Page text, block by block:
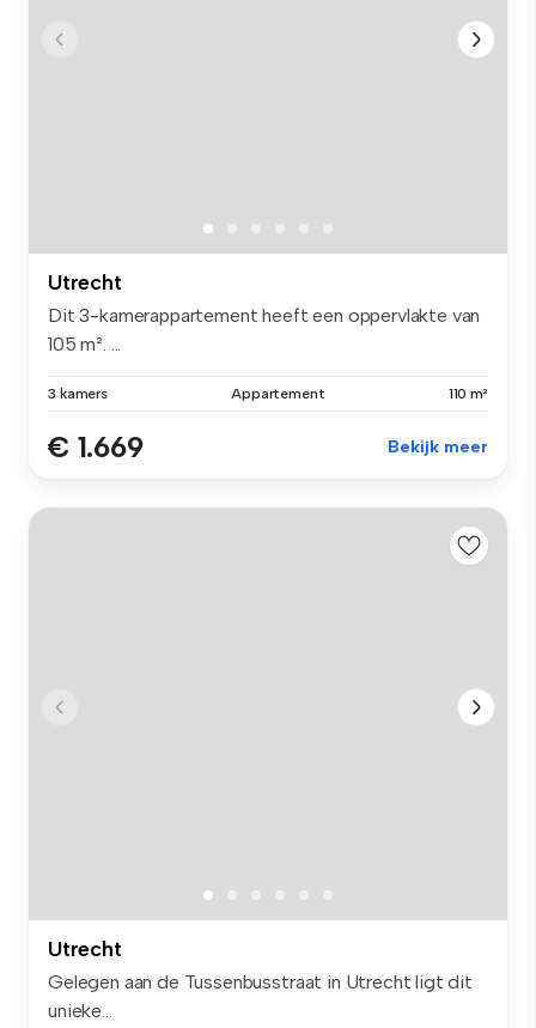
Utrecht
Dit 3-kamerappartement heeft een oppervlakte van
105 m². ...
3 kamers Appartement 110 m²
€ 1.669 Bekijk meer
Utrecht
Gelegen aan de Tussenbusstraat in Utrecht ligt dit
unieke...